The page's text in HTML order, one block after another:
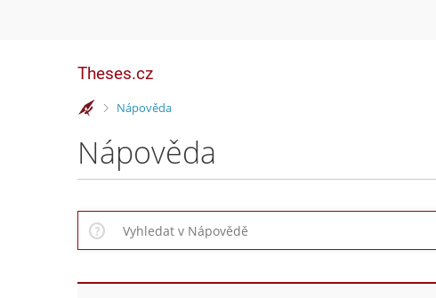
Theses.cz
>Nápověda
Nápověda